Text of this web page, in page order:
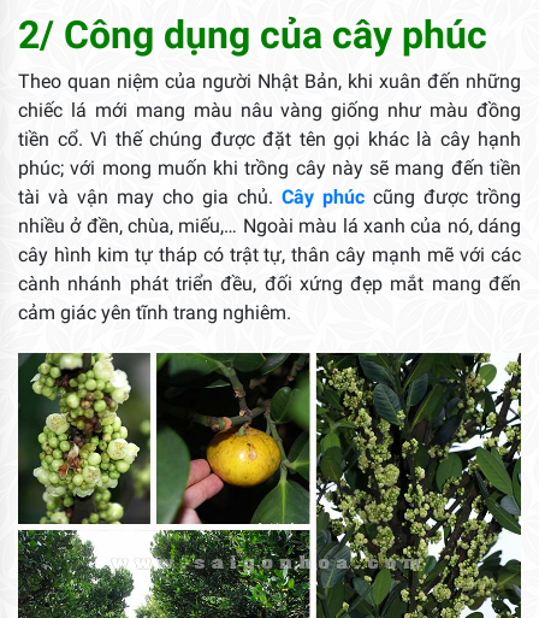
2/ Công dụng của cây phúc
Theo quan niệm của người Nhật Bản, khi xuân đến những
chiếc lá mới mang màu nâu vàng giống như màu đồng
tiền cổ. Vì thế chúng được đặt tên gọi khác là cây hạnh
phúc; với mong muốn khi trồng cây này sẽ mang đến tiền
tài và vận may cho gia chủ. Cây phúc cũng được trồng
nhiều ở đền, chùa, miếu,… Ngoài màu lá xanh của nó, dáng
cây hình kim tự tháp có trật tự, thân cây mạnh mẽ với các
cành nhánh phát triển đều, đối xứng đẹp mắt mang đến
cảm giác yên tĩnh trang nghiêm.